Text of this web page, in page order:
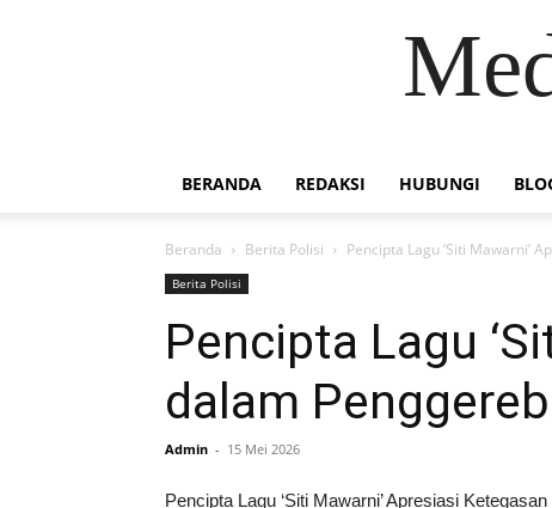
BERANDA REDAKSI HUBUNGI
Beranda Berita Polisi Pencipta Lagu ‘Siti Mawarni’
Berita Polisi
Pencipta Lagu
dalam
Admin - 15 Mei 2026
Pencipta Lagu ‘Siti Mawarni’ Apresiasi